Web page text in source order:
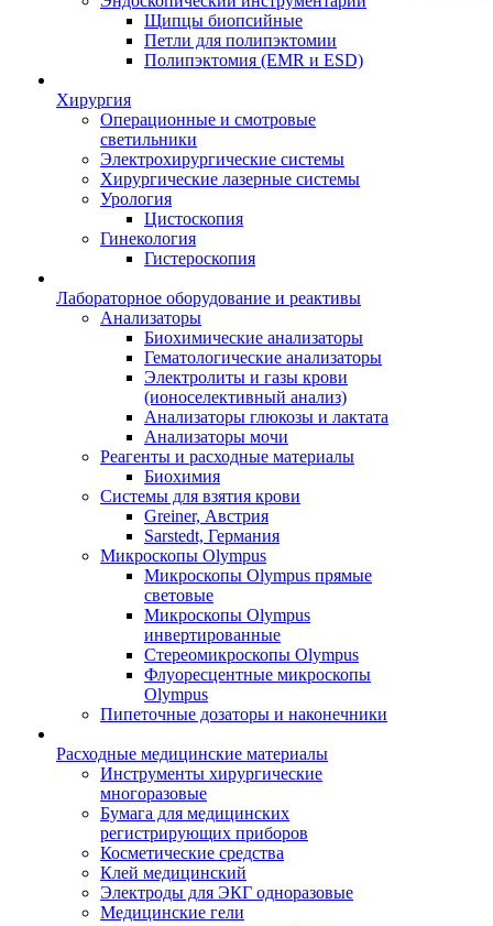
Щипцы биопсийные
Петли для полипэктомии
Полипэктомия (EMR и ESD)
Хирургия
Операционные и смотровые
светильники
Электрохирургические системы
Хирургические лазерные системы
Урология
Цистоскопия
Гинекология
Гистероскопия
Лабораторное оборудование и реактивы
Анализаторы
Биохимические анализаторы
Гематологические анализаторы
Электролиты и газы крови
(ионоселективный анализ)
Анализаторы глюкозы и лактата
Анализаторы мочи
Реагенты и расходные материалы
Биохимия
Системы для взятия крови
Greiner, Австрия
Sarstedt, Германия
Микроскопы Olympus
Микроскопы Olympus прямые
световые
Микроскопы Olympus
инвертированные
Стереомикроскопы Olympus
Флуоресцентные микроскопы
Olympus
Пипеточные дозаторы и наконечники
Расходные медицинские материалы
Инструменты хирургические
многоразовые
Бумага для медицинских
регистрирующих приборов
Косметические средства
Клей медицинский
Электроды для ЭКГ одноразовые
Медицинские гели